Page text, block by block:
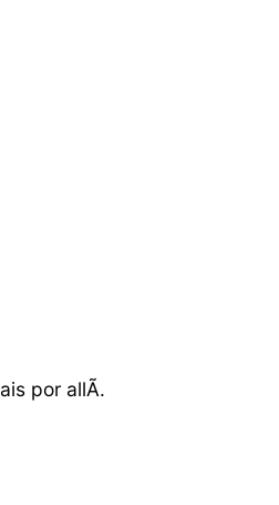
por allÃ­.